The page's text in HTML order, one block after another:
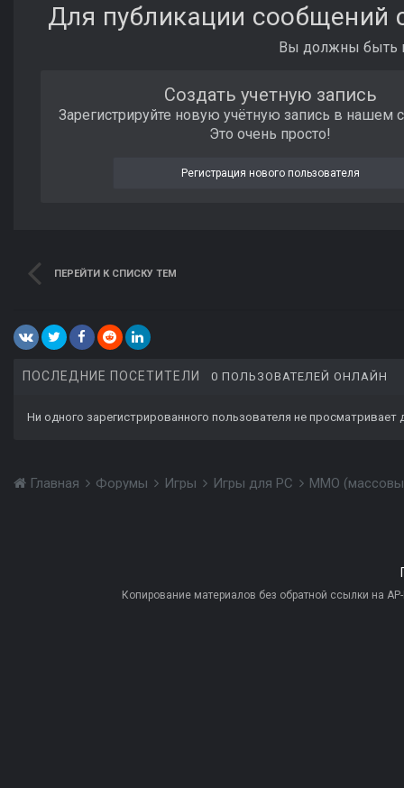
Для публикации сообщений
Вы должны быть
Создать учетную запись
Зарегистрируйте новую учётную запись в нашем
Это очень просто!
Регистрация нового пользователя
ПЕРЕЙТИ К СПИСКУ ТЕМ
ПОСЛЕДНИЕ ПОСЕТИТЕЛИ 0 ПОЛЬЗОВАТЕЛЕЙ ОНЛАЙН
Ни одного зарегистрированного пользователя не просматривает
Главная Форумы Игры Игры для PC MMО
Копирование материалов без обратной ссылки на